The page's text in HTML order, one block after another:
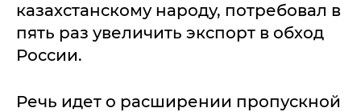
казахстанскому народу, потребовал в
пять раз увеличить экспорт в обход
России.
Речь идет о расширении пропускной